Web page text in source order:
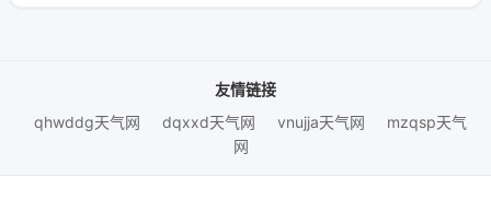
友情链接
qhwddg天气网
dqxxd天气网 vnujja天气网
mzqsp天气
网